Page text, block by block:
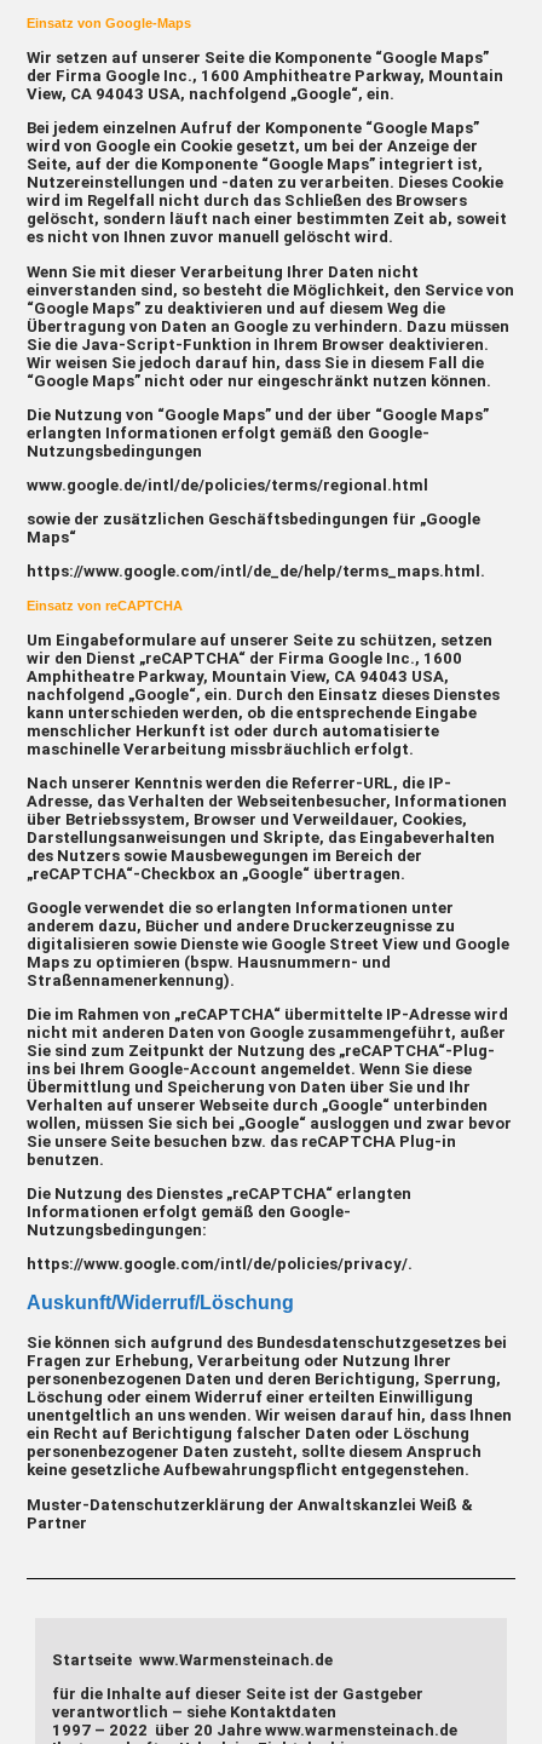
Einsatz von Google-Maps
Wir setzen auf unserer Seite die Komponente “Google Maps”
der Firma Google Inc., 1600 Amphitheatre Parkway, Mountain
View, CA 94043 USA, nachfolgend „Google“, ein.
Bei jedem einzelnen Aufruf der Komponente “Google Maps”
wird von Google ein Cookie gesetzt, um bei der Anzeige der
Seite, auf der die Komponente “Google Maps” integriert ist,
Nutzereinstellungen und -daten zu verarbeiten. Dieses Cookie
wird im Regelfall nicht durch das Schließen des Browsers
gelöscht, sondern läuft nach einer bestimmten Zeit ab, soweit
es nicht von Ihnen zuvor manuell gelöscht wird.
Wenn Sie mit dieser Verarbeitung Ihrer Daten nicht
einverstanden sind, so besteht die Möglichkeit, den Service von
“Google Maps” zu deaktivieren und auf diesem Weg die
Übertragung von Daten an Google zu verhindern. Dazu müssen
Sie die Java-Script-Funktion in Ihrem Browser deaktivieren.
Wir weisen Sie jedoch darauf hin, dass Sie in diesem Fall die
“Google Maps” nicht oder nur eingeschränkt nutzen können.
Die Nutzung von “Google Maps” und der über “Google Maps”
erlangten Informationen erfolgt gemäß den Google-
Nutzungsbedingungen
www.google.de/intl/de/policies/terms/regional.html
sowie der zusätzlichen Geschäftsbedingungen für „Google
Maps“
https://www.google.com/intl/de_de/help/terms_maps.html .
Einsatz von reCAPTCHA
Um Eingabeformulare auf unserer Seite zu schützen, setzen
wir den Dienst „reCAPTCHA“ der Firma Google Inc., 1600
Amphitheatre Parkway, Mountain View, CA 94043 USA,
nachfolgend „Google“, ein. Durch den Einsatz dieses Dienstes
kann unterschieden werden, ob die entsprechende Eingabe
menschlicher Herkunft ist oder durch automatisierte
maschinelle Verarbeitung missbräuchlich erfolgt.
Nach unserer Kenntnis werden die Referrer-URL, die IP-
Adresse, das Verhalten der Webseitenbesucher, Informationen
über Betriebssystem, Browser und Verweildauer, Cookies,
Darstellungsanweisungen und Skripte, das Eingabeverhalten
des Nutzers sowie Mausbewegungen im Bereich der
„reCAPTCHA“-Checkbox an „Google“ übertragen.
Google verwendet die so erlangten Informationen unter
anderem dazu, Bücher und andere Druckerzeugnisse zu
digitalisieren sowie Dienste wie Google Street View und Google
Maps zu optimieren (bspw. Hausnummern- und
Straßennamenerkennung).
Die im Rahmen von „reCAPTCHA“ übermittelte IP-Adresse wird
nicht mit anderen Daten von Google zusammengeführt, außer
Sie sind zum Zeitpunkt der Nutzung des „reCAPTCHA“-Plug-
ins bei Ihrem Google-Account angemeldet. Wenn Sie diese
Übermittlung und Speicherung von Daten über Sie und Ihr
Verhalten auf unserer Webseite durch „Google“ unterbinden
wollen, müssen Sie sich bei „Google“ ausloggen und zwar bevor
Sie unsere Seite besuchen bzw. das reCAPTCHA Plug-in
benutzen.
Die Nutzung des Dienstes „reCAPTCHA“ erlangten
Informationen erfolgt gemäß den Google-
Nutzungsbedingungen:
https://www.google.com/intl/de/policies/privacy/.
Auskunft/Widerruf/Löschung
Sie können sich aufgrund des Bundesdatenschutzgesetzes bei
Fragen zur Erhebung, Verarbeitung oder Nutzung Ihrer
personenbezogenen Daten und deren Berichtigung, Sperrung,
Löschung oder einem Widerruf einer erteilten Einwilligung
unentgeltlich an uns wenden. Wir weisen darauf hin, dass Ihnen
ein Recht auf Berichtigung falscher Daten oder Löschung
personenbezogener Daten zusteht, sollte diesem Anspruch
keine gesetzliche Aufbewahrungspflicht entgegenstehen.
Muster-Datenschutzerklärung der Anwaltskanzlei Weiß &
Partner
Startseite www.Warmensteinach.de
für die Inhalte auf dieser Seite ist der Gastgeber
verantwortlich – siehe Kontaktdaten
1997 – 2022 über 20 Jahre www.warmensteinach.de